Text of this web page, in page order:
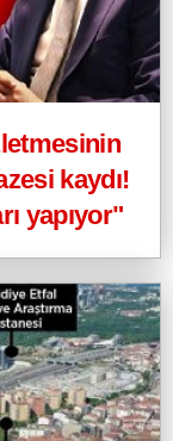
kaydı!
yapıyor"